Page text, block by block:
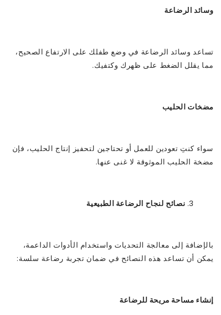
وسائد الرضاعة
تساعد وسائد الرضاعة في وضع طفلك على الارتفاع الصحيح،
مما يقلل الضغط على ظهرك وكتفيك.
مضخات الحليب
سواء كنتِ تعودين للعمل أو تحتاجين لتحفيز إنتاج الحليب، فإن
مضخة الحليب الموثوقة لا غنى عنها.
نصائح لنجاح الرضاعة الطبيعية
بالإضافة إلى معالجة التحديات واستخدام الأدوات الداعمة،
يمكن أن تساعد هذه النصائح في ضمان تجربة رضاعة سلسة:
إنشاء مساحة مريحة للرضاعة